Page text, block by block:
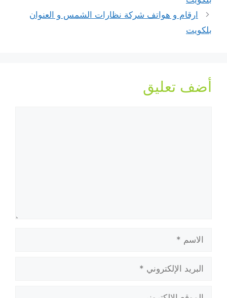
ارقام و هواتف شركة نظارات الشمس و العنوان
بلكويت
أضف تعليق
الإلكتروني